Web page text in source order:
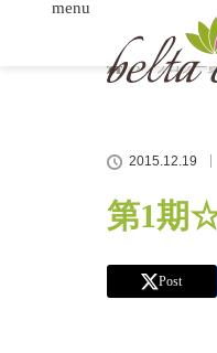
menu
ホーム
ブログ一
2015.12.19
第1期
Post